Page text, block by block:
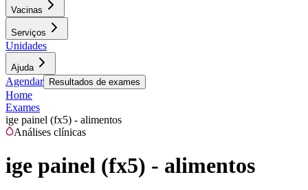
Vacinas
Serviços
Unidades
Ajuda
Agendar Resultados de exames
Home
Exames
ige painel (fx5) - alimentos
Análises clínicas
ige painel (fx5) - alimentos